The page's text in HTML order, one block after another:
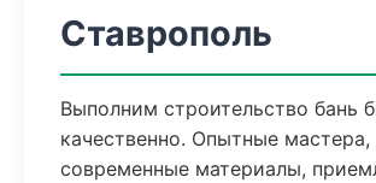
Ставрополь
Выполним строительство бань
качественно. Опытные мастера,
современные материалы,